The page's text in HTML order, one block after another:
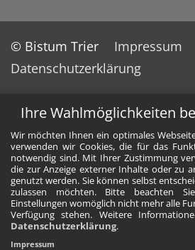
Ihre Wahlmöglichkeiten
Wir möchten Ihnen ein optimales
verwenden wir Cookies, die für das
notwendig sind. Mit Ihrer Zustimmung
die zur Anzeige externer Inhalte oder zu
genutzt werden. Sie können selbst
zulassen möchten. Bitte beachten
Einstellungen womöglich nicht mehr alle
Verfügung stehen. Weitere
Datenschutzerklärung.
Impressum
© Bistum Trier
Impressum
Datenschutzerklärung